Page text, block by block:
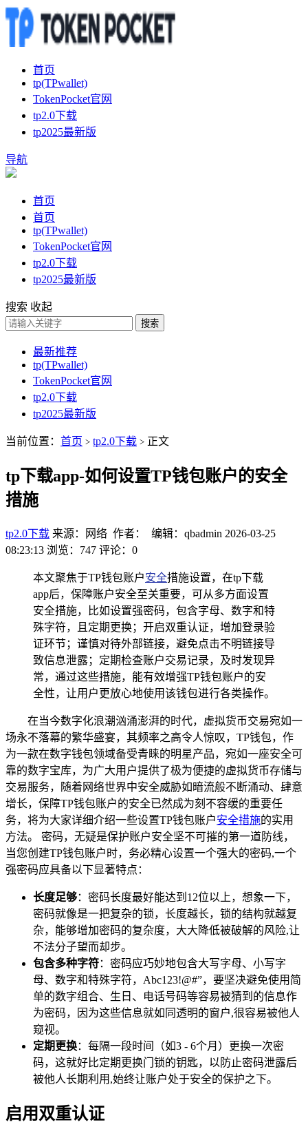
首页
tp(TPwallet)
TokenPocket官网
tp2.0下载
tp2025最新版
导航
首页
首页
tp(TPwallet)
TokenPocket官网
tp2.0下载
tp2025最新版
搜索 收起
搜索
最新推荐
tp(TPwallet)
TokenPocket官网
tp2.0下载
tp2025最新版
当前位置： 首页 > tp2.0下载 > 正文
tp下载app-如何设置TP钱包账户的安全
措施
tp2.0下载 来源：网络 作者： 编辑：qbadmin 2026-03-25
08:23:13 浏览：747 评论：0
本文聚焦于TP钱包账户安全措施设置，在tp下载
app后，保障账户安全至关重要，可从多方面设置
安全措施，比如设置强密码，包含字母、数字和特
殊字符，且定期更换；开启双重认证，增加登录验
证环节；谨慎对待外部链接，避免点击不明链接导
致信息泄露；定期检查账户交易记录，及时发现异
常，通过这些措施，能有效增强TP钱包账户的安
全性，让用户更放心地使用该钱包进行各类操作。
在当今数字化浪潮汹涌澎湃的时代，虚拟货币交易宛如一
场永不落幕的繁华盛宴，其频率之高令人惊叹，TP钱包，作
为一款在数字钱包领域备受青睐的明星产品，宛如一座安全可
靠的数字宝库，为广大用户提供了极为便捷的虚拟货币存储与
交易服务，随着网络世界中安全威胁如暗流般不断涌动、肆意
增长，保障TP钱包账户的安全已然成为刻不容缓的重要任
务，将为大家详细介绍一些设置TP钱包账户安全措施的实用
方法。 密码，无疑是保护账户安全坚不可摧的第一道防线，
当您创建TP钱包账户时，务必精心设置一个强大的密码,一个
强密码应具备以下显著特点：
长度足够：密码长度最好能达到12位以上，想象一下，
密码就像是一把复杂的锁，长度越长，锁的结构就越复
杂，能够增加密码的复杂度，大大降低被破解的风险,让
不法分子望而却步。
包含多种字符：密码应巧妙地包含大写字母、小写字
母、数字和特殊字符，Abc123!@#”，要坚决避免使用简
单的数字组合、生日、电话号码等容易被猜到的信息作
为密码，因为这些信息就如同透明的窗户,很容易被他人
窥视。
定期更换：每隔一段时间（如3 - 6个月）更换一次密
码，这就好比定期更换门锁的钥匙，以防止密码泄露后
被他人长期利用,始终让账户处于安全的保护之下。
启用双重认证